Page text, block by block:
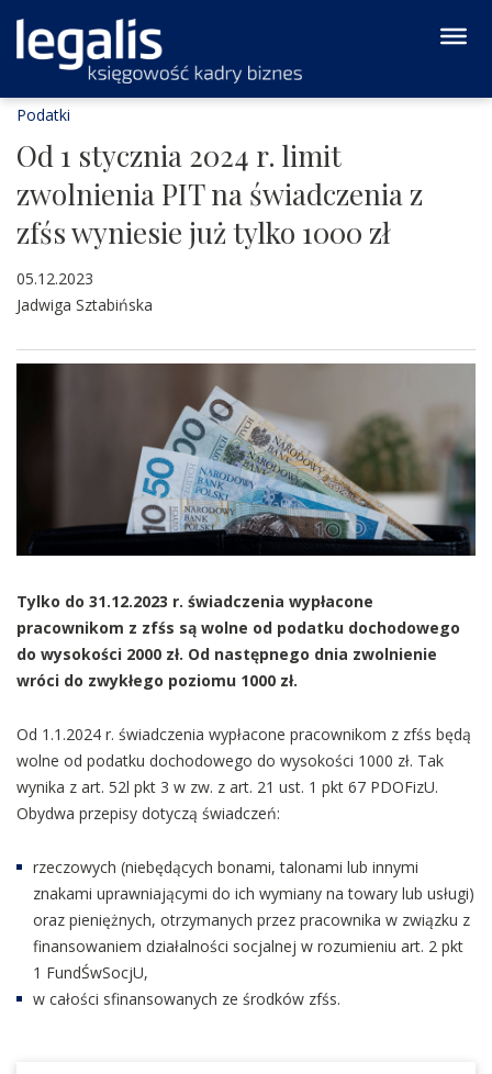
Podatki
Od 1 stycznia 2024 r. limit
zwolnienia PIT na świadczenia z
zfśs wyniesie już tylko 1000 zł
05.12.2023
Jadwiga Sztabińska
Tylko do 31.12.2023 r. świadczenia wypłacone
pracownikom z zfśs są wolne od podatku dochodowego
do wysokości 2000 zł. Od następnego dnia zwolnienie
wróci do zwykłego poziomu 1000 zł.
Od 1.1.2024 r. świadczenia wypłacone pracownikom z zfśs będą
wolne od podatku dochodowego do wysokości 1000 zł. Tak
wynika z art. 52l pkt 3 w zw. z art. 21 ust. 1 pkt 67 PDOFizU.
Obydwa przepisy dotyczą świadczeń:
rzeczowych (niebędących bonami, talonami lub innymi
znakami uprawniającymi do ich wymiany na towary lub usługi)
oraz pieniężnych, otrzymanych przez pracownika w związku z
finansowaniem działalności socjalnej w rozumieniu art. 2 pkt
1 FundŚwSocjU,
w całości sfinansowanych ze środków zfśs.